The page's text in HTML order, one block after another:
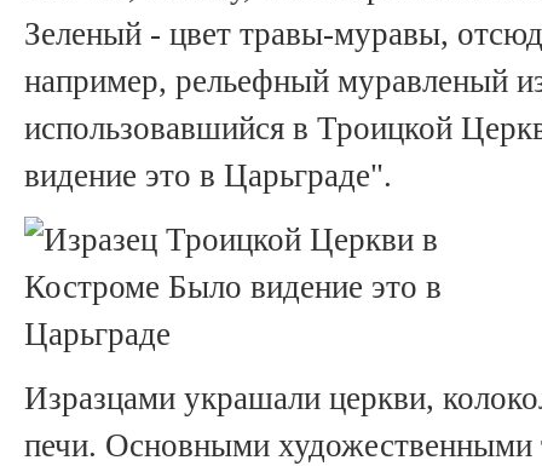
Зеленый - цвет травы-муравы,
например, рельефный муравленый
использовавшийся в Троицкой
видение это в Царьграде".
Изразцами украшали церкви,
печи. Основными художественными